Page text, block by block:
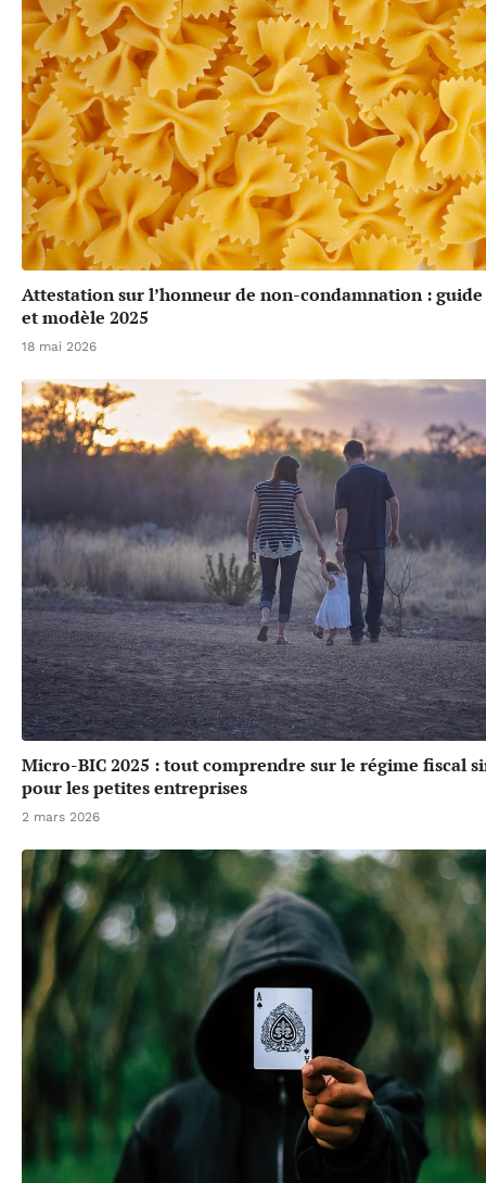
Attestation sur l’honneur de non-condamnation :
et modèle 2025
18 mai 2026
Micro-BIC 2025 : tout comprendre sur le régime fiscal
pour les petites entreprises
2 mars 2026